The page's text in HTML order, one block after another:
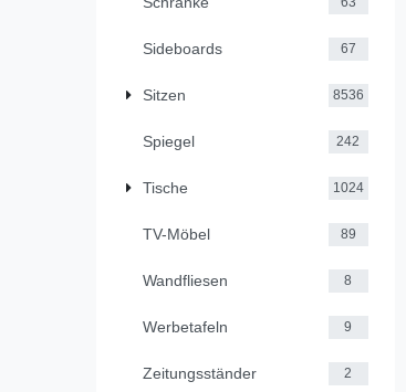
Sideboards 67
Sitzen 8536
Spiegel 242
Tische 1024
TV-Möbel 89
Wandfliesen 8
Werbetafeln 9
Zeitungsständer 2